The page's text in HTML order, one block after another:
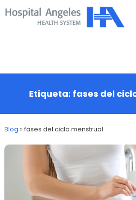
Skip
To
Etiqueta: fases del
Blog »fases del ciclo menstrual